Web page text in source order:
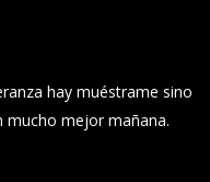
hay muéstrame sino
mucho mejor mañana.